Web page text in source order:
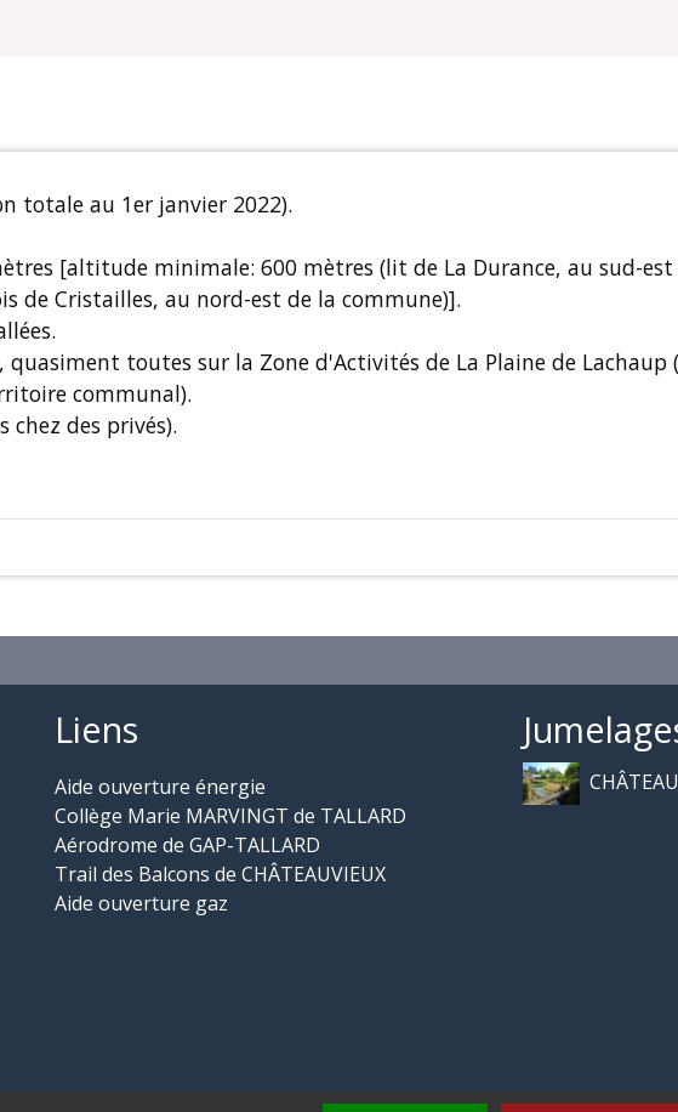
totale au 1er janvier 2022).
[altitude minimale: 600 mètres (lit de La Durance, au sud-
de Cristailles, au nord-est de la commune)].
toutes sur la Zone d'Activités de La Plaine de Lachaup
communal).
chez des privés).
Liens
Aide ouverture énergie
Collège Marie MARVINGT de TALLARD
Aérodrome de GAP-TALLARD
Trail des Balcons de CHÂTEAUVIEUX
Aide ouverture gaz